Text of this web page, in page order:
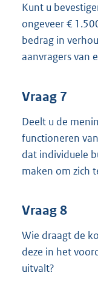
Kunt u
ongeveer €
bedrag in
aanvragers van
Vraag 7
Deelt u de
functioneren
dat individuele
maken om zich
Vraag 8
Wie draagt de
deze in het
uitvalt?